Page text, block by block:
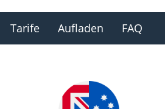
Tarife Aufladen FAQ